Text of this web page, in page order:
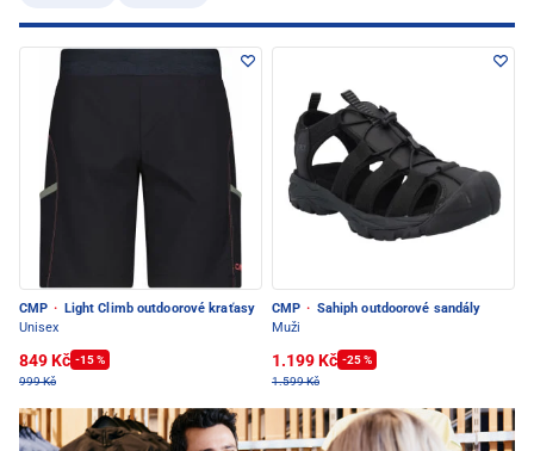
CMP · Light Climb outdoorové kraťasy
Unisex
849 Kč -15 %
999 Kč
CMP · Sahiph outdoorové sandály
Muži
1.199 Kč -25 %
1.599 Kč